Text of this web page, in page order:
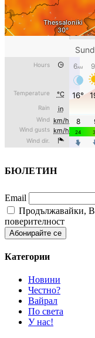
БЮЛЕТИН
Email
Продължавайки,
поверителност
Категории
Новини
Честно?
Вайрал
По света
У нас!